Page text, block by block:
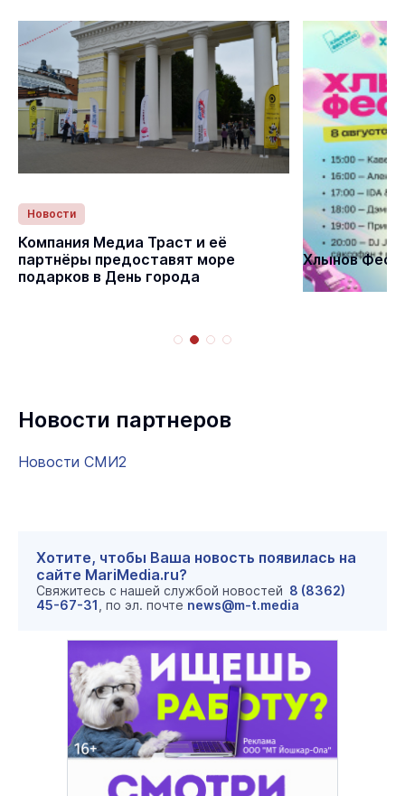
Новости
Компания Медиа Траст и её
партнёры предоставят море
подарков в День города
Статьи
Хлынов Фест
Новости партнеров
Новости СМИ2
Хотите, чтобы Ваша новость появилась на
сайте MariMedia.ru?
Свяжитесь с нашей службой новостей 8 (8362)
45-67-31 , по эл. почте news@m-t.media